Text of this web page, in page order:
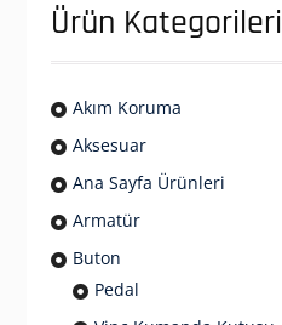
Ürün Kategorileri
Akım Koruma
Aksesuar
Ana Sayfa Ürünleri
Armatür
Buton
Pedal